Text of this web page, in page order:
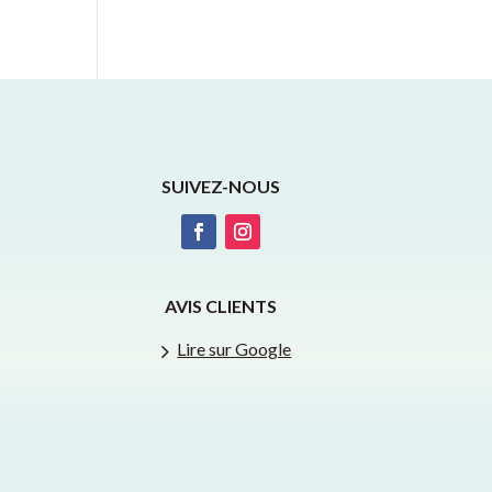
SUIVEZ-NOUS
AVIS CLIENTS
5Lire sur Google